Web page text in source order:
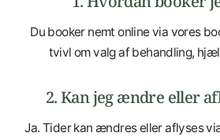
Du booker nemt online via vores
tvivl om valg af behandling,
2. Kan jeg ændre eller
Ja. Tider kan ændres eller aflyses